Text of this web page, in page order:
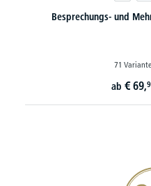
Besprechungs- und
71
ab € 69,
20€